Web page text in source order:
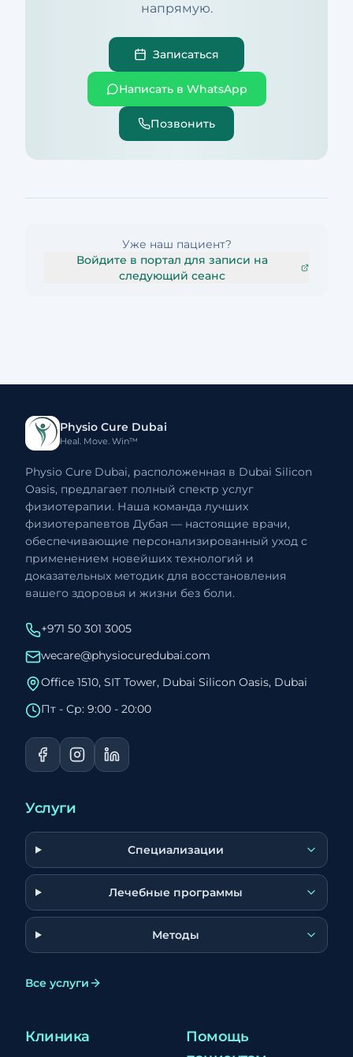
напрямую.
Записаться
Написать в WhatsApp
Позвонить
Уже наш пациент?
Войдите в портал для записи на
следующий сеанс
Physio Cure Dubai
Heal. Move. Win™
Physio Cure Dubai, расположенная в Dubai Silicon
Oasis, предлагает полный спектр услуг
физиотерапии. Наша команда лучших
физиотерапевтов Дубая — настоящие врачи,
обеспечивающие персонализированный уход с
применением новейших технологий и
доказательных методик для восстановления
вашего здоровья и жизни без боли.
+971 50 301 3005
wecare@physiocuredubai.com
Office 1510, SIT Tower, Dubai Silicon Oasis, Dubai
Пт - Ср: 9:00 - 20:00
Услуги
Специализации
Лечебные программы
Методы
Все услуги
Клиника
Помощь